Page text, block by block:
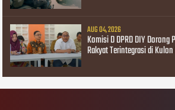
AUG 04, 2026
Komisi D DPRD DIY
Rakyat Terintegrasi di